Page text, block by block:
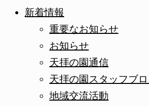
新着情報
重要なお知らせ
お知らせ
天拝の園通信
天拝の園スタッフブ
地域交流活動